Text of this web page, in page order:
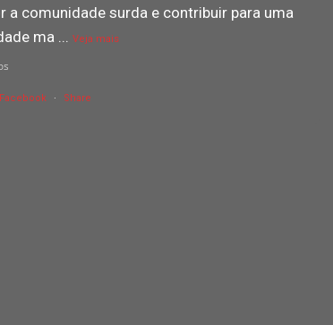
a comunidade surda e contribuir para uma
ma ... Veja mais
· Share